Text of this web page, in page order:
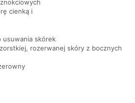
cienką i
usuwania skórek
rozerwanej skóry z bocznych